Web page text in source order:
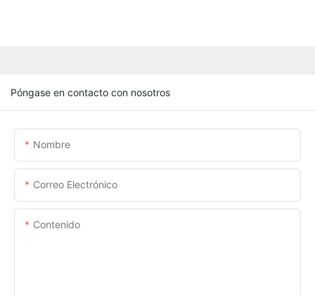
Póngase en contacto con nosotros
Nombre
Correo Electrónico
Contenido